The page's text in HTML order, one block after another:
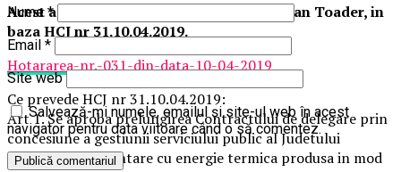
Acest act aditional a fost semnat de Bogdan Toader, in
baza HCJ nr 31.10.04.2019.
Hotararea-nr.-031-din-data-10-04-2019
Ce prevede HCJ nr 31.10.04.2019:
Art 1. Se aproba prelungirea Contractului de delegare prin
concesiune a gestiunii serviciului public al Judetului
Prahova de alimentare cu energie termica produsa in mod
Nume*
Email *
Site web
Salvează-mi numele, emailul și site-ul web în acest
navigator pentru data viitoare când o să comentez.